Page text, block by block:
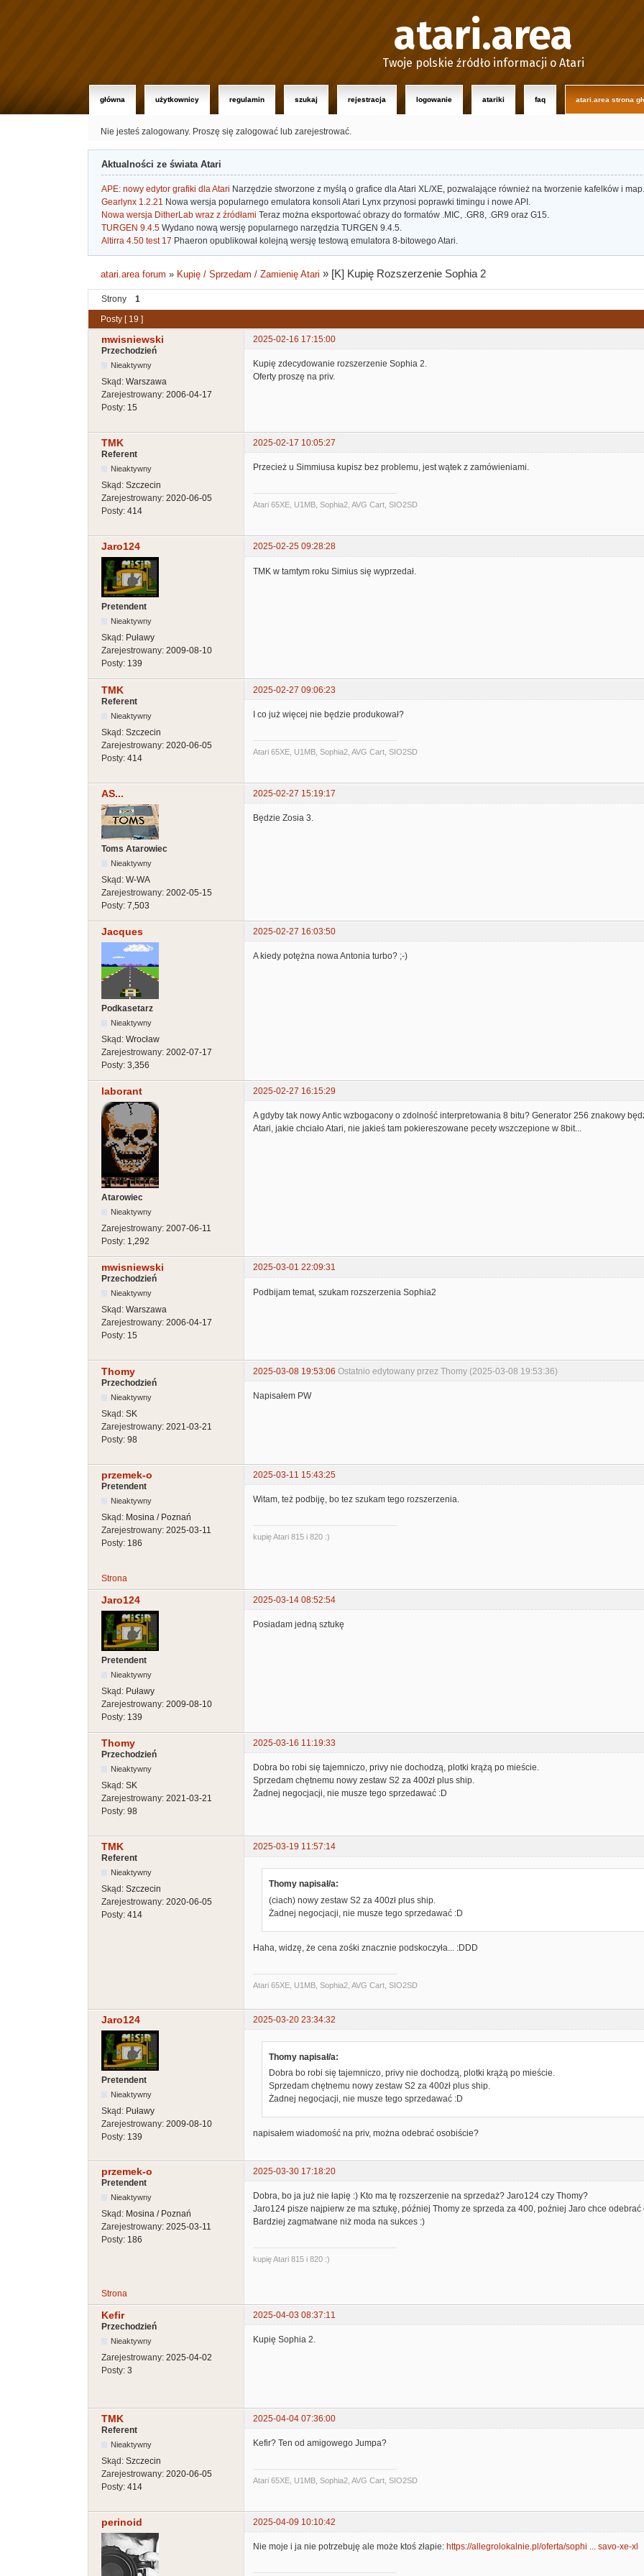
atari.area
Twoje polskie źródło informacji o Atari
główna użytkownicy regulamin szukaj rejestracja logowanie atariki faq atari.area strona
Nie jesteś zalogowany. Proszę się zalogować lub zarejestrować.
Aktualności ze świata Atari
APE: nowy edytor grafiki dla Atari Narzędzie stworzone z myślą o grafice dla Atari XL/XE, pozwalające również na tworzenie kafelków i map.
Gearlynx 1.2.21 Nowa wersja popularnego emulatora konsoli Atari Lynx przynosi poprawki timingu i nowe API.
Nowa wersja DitherLab wraz z źródłami Teraz można eksportować obrazy do formatów .MIC, .GR8, .GR9 oraz G15.
TURGEN 9.4.5 Wydano nową wersję popularnego narzędzia TURGEN 9.4.5.
Altirra 4.50 test 17 Phaeron opublikował kolejną wersję testową emulatora 8-bitowego Atari.
atari.area forum » Kupię / Sprzedam / Zamienię Atari » [K] Kupię Rozszerzenie Sophia 2
Strony 1
Posty [ 19 ]
mwisniewski
2025-02-16 17:15:00
Przechodzień
Nieaktywny
Skąd: Warszawa
Zarejestrowany: 2006-04-17
Posty: 15
Kupię zdecydowanie rozszerzenie Sophia 2.
Oferty proszę na priv.
TMK
2025-02-17 10:05:27
Referent
Nieaktywny
Skąd: Szczecin
Zarejestrowany: 2020-06-05
Posty: 414
Przecież u Simmiusa kupisz bez problemu, jest wątek z zamówieniami.
Atari 65XE, U1MB, Sophia2, AVG Cart, SIO2SD
Jaro124 2025-02-25 09:28:28
Pretendent
Nieaktywny
Skąd: Puławy
Zarejestrowany: 2009-08-10
Posty: 139
TMK w tamtym roku Simius się wyprzedał.
TMK
2025-02-27 09:06:23
Referent
Nieaktywny
Skąd: Szczecin
Zarejestrowany: 2020-06-05
Posty: 414
I co już więcej nie będzie produkował?
Atari 65XE, U1MB, Sophia2, AVG Cart, SIO2SD
AS... 2025-02-27 15:19:17
Toms Atarowiec
Nieaktywny
Skąd: W-WA
Zarejestrowany: 2002-05-15
Posty: 7,503
Będzie Zosia 3.
Jacques 2025-02-27 16:03:50
Podkasetarz
Nieaktywny
Skąd: Wrocław
Zarejestrowany: 2002-07-17
Posty: 3,356
A kiedy potężna nowa Antonia turbo? ;-)
laborant 2025-02-27 16:15:29
Atarowiec
Nieaktywny
Zarejestrowany: 2007-06-11
Posty: 1,292
A gdyby tak nowy Antic wzbogacony o zdolność interpretowania 8 bitu? Generator 256 znakowy
Atari, jakie chciało Atari, nie jakieś tam pokiereszowane pecety wszczepione w 8bit...
mwisniewski
2025-03-01 22:09:31
Przechodzień
Nieaktywny
Skąd: Warszawa
Zarejestrowany: 2006-04-17
Posty: 15
Podbijam temat, szukam rozszerzenia Sophia2
Thomy 2025-03-08 19:53:06 Ostatnio edytowany przez Thomy (2025-03-08 19:53:36)
Przechodzień
Nieaktywny
Skąd: SK
Zarejestrowany: 2021-03-21
Posty: 98
Napisałem PW
przemek-o
2025-03-11 15:43:25
Pretendent
Nieaktywny
Skąd: Mosina / Poznań
Zarejestrowany: 2025-03-11
Posty: 186
Witam, też podbiję, bo tez szukam tego rozszerzenia.
kupię Atari 815 i 820 :)
Strona
Jaro124 2025-03-14 08:52:54
Pretendent
Nieaktywny
Skąd: Puławy
Zarejestrowany: 2009-08-10
Posty: 139
Posiadam jedną sztukę
Thomy
2025-03-16 11:19:33
Przechodzień
Nieaktywny
Skąd: SK
Zarejestrowany: 2021-03-21
Posty: 98
Dobra bo robi się tajemniczo, privy nie dochodzą, plotki krążą po mieście.
Sprzedam chętnemu nowy zestaw S2 za 400zł plus ship.
Żadnej negocjacji, nie musze tego sprzedawać :D
TMK
2025-03-19 11:57:14
Referent
Nieaktywny
Skąd: Szczecin
Zarejestrowany: 2020-06-05
Posty: 414
Thomy napisał/a:
(ciach) nowy zestaw S2 za 400zł plus ship.
Żadnej negocjacji, nie musze tego sprzedawać :D
Haha, widzę, że cena zośki znacznie podskoczyła... :DDD
Atari 65XE, U1MB, Sophia2, AVG Cart, SIO2SD
Jaro124 2025-03-20 23:34:32
Pretendent
Nieaktywny
Skąd: Puławy
Zarejestrowany: 2009-08-10
Posty: 139
Thomy napisał/a:
Dobra bo robi się tajemniczo, privy nie dochodzą, plotki krążą po mieście.
Sprzedam chętnemu nowy zestaw S2 za 400zł plus ship.
Żadnej negocjacji, nie musze tego sprzedawać :D
napisałem wiadomość na priv, można odebrać osobiście?
przemek-o
2025-03-30 17:18:20
Pretendent
Nieaktywny
Skąd: Mosina / Poznań
Zarejestrowany: 2025-03-11
Posty: 186
Dobra, bo ja już nie łapię :) Kto ma tę rozszerzenie na sprzedaż? Jaro124 czy Thomy?
Jaro124 pisze najpierw ze ma sztukę, później Thomy ze sprzeda za 400, poźniej Jaro chce odebrać
Bardziej zagmatwane niż moda na sukces :)
kupię Atari 815 i 820 :)
Strona
Kefir
2025-04-03 08:37:11
Przechodzień
Nieaktywny
Zarejestrowany: 2025-04-02
Posty: 3
Kupię Sophia 2.
TMK
2025-04-04 07:36:00
Referent
Nieaktywny
Skąd: Szczecin
Zarejestrowany: 2020-06-05
Posty: 414
Kefir? Ten od amigowego Jumpa?
Atari 65XE, U1MB, Sophia2, AVG Cart, SIO2SD
perinoid 2025-04-09 10:10:42
Nie moje i ja nie potrzebuję ale może ktoś złapie: https://allegrolokalnie.pl/oferta/sophi ... savo-xe-xl